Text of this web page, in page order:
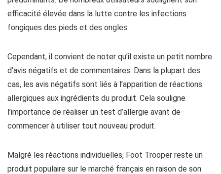
efficacité élevée dans la lutte contre les infections
fongiques des pieds et des ongles.
Cependant, il convient de noter qu’il existe un petit nombre
d’avis négatifs et de commentaires. Dans la plupart des
cas, les avis négatifs sont liés à l’apparition de réactions
allergiques aux ingrédients du produit. Cela souligne
l’importance de réaliser un test d’allergie avant de
commencer à utiliser tout nouveau produit.
Malgré les réactions individuelles, Foot Trooper reste un
produit populaire sur le marché français en raison de son